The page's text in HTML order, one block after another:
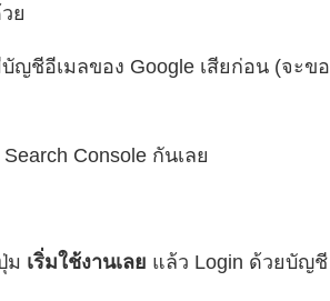
ย
ญชีอีเมลของ Google เสียก่อน (จะขอ
Console กันเลย
ม เริ่มใช้งานเลย แล้ว Login ด้วยบัญชี